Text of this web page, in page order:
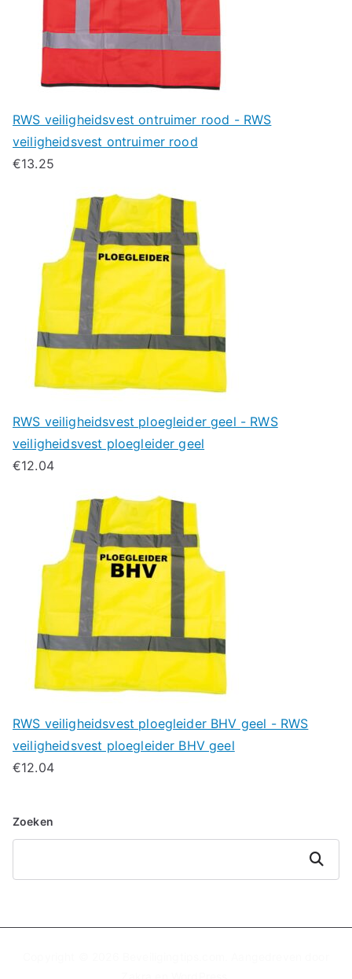
RWS veiligheidsvest ontruimer rood - RWS
veiligheidsvest ontruimer rood
€13.25
RWS veiligheidsvest ploegleider geel - RWS
veiligheidsvest ploegleider geel
€12.04
RWS veiligheidsvest ploegleider BHV geel - RWS
veiligheidsvest ploegleider BHV geel
€12.04
Zoeken
Zoeken